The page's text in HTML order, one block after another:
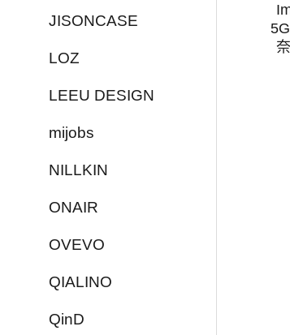
JISONCASE
LOZ
LEEU DESIGN
mijobs
NILLKIN
ONAIR
OVEVO
QIALINO
QinD